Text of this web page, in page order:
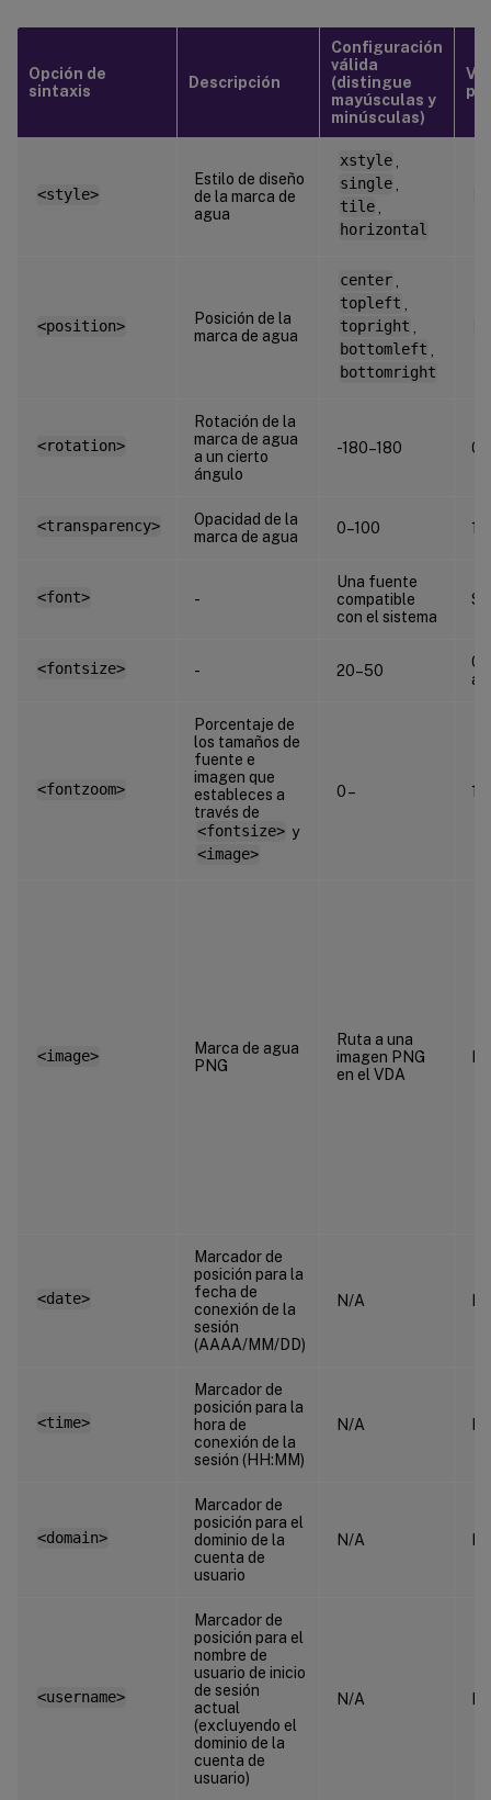
Opción de
sintaxis
Descripción
Configuración
válida
(distingue
mayúsculas y
minúsculas)
<style>
Estilo de diseño
de la marca de
agua
xstyle
single
tile
horizontal
<position>
Posición de la
marca de agua
center
topleft
topright
bottomleft
bottomright
<rotation>
Rotación de la
marca de agua
a un cierto
ángulo
-180–180 0
<transparency>
Opacidad de la
marca de agua
0–100 17
<font> -
Una fuente
compatible
con el sistema
<fontsize> - 20–50
0
<fontzoom>
Porcentaje de
los tamaños de
fuente e
imagen que
estableces a
través de
<fontsize> y
<image>
0 –
<image>
Marca de agua
PNG
Ruta a una
imagen PNG
en el VDA
<date>
Marcador de
posición para la
fecha de
conexión de la
sesión
(AAAA/MM/DD)
N/A
<time>
Marcador de
posición para la
hora de
conexión de la
sesión (HH:MM)
N/A
<domain>
Marcador de
posición para el
dominio de la
cuenta de
usuario
N/A
<username>
Marcador de
posición para el
nombre de
usuario de inicio
de sesión
actual
(excluyendo el
dominio de la
cuenta de
usuario)
N/A